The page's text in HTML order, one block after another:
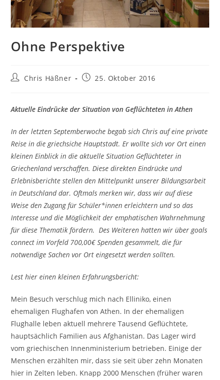
Ohne Perspektive
Beitrags-
Chris Häßner
Beitrag25. Oktober 2016
Aktuelle Eindrücke der Situation von Geflüchteten in Athen
In der letzten Septemberwoche begab sich Chris auf eine private
Reise in die griechsiche Hauptstadt. Er wollte sich vor Ort einen
kleinen Einblick in die aktuelle Situation Geflüchteter in
Griechenland verschaffen. Diese direkten Eindrücke und
Erlebnisberichte stellen den Mittelpunkt unserer Bildungsarbeit
in Deutschland dar. Oftmals merken wir, dass wir auf diese
Weise den Zugang für Schüler*innen erleichtern und so das
Interesse und die Möglichkeit der emphatischen Wahrnehmung
für diese Thematik fördern. Des Weiteren hatten wir über goals
connect im Vorfeld 700,00€ Spenden gesammelt, die für
notwendige Sachen vor Ort eingesetzt werden sollten.
Lest hier einen kleinen Erfahrungsbericht:
Mein Besuch verschlug mich nach Elliniko, einen
ehemaligen Flughafen von Athen. In der ehemaligen
Flughalle leben aktuell mehrere Tausend Geflüchtete,
hauptsächlich Familien aus Afghanistan. Das Lager wird
vom griechischen Innenministerium betrieben. Einige der
Menschen erzählten mir, dass sie seit über zehn Monaten
hier in Zelten leben. Knapp 2000 Menschen (früher waren